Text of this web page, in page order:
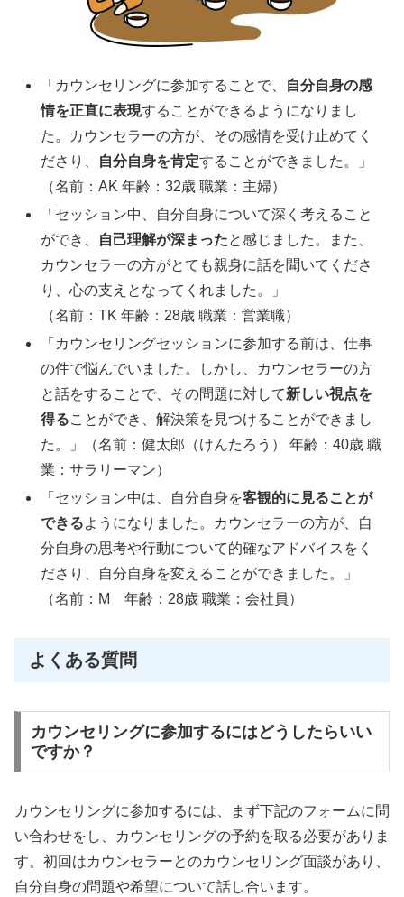
「カウンセリングに参加することで、
自分自身の感
情を正直に表現することができるようになりまし
た。カウンセラーの方が、その感情を受け止めてく
ださり、
自分自身を肯定することができました。」
（名前：AK 年齢：32歳 職業：主婦）
「セッション中、自分自身について深く考えること
ができ、
自己理解が深まったと感じました。また、
カウンセラーの方がとても親身に話を聞いてくださ
り、心の支えとなってくれました。」
（名前：TK 年齢：28歳 職業：営業職）
「カウンセリングセッションに参加する前は、仕事
の件で悩んでいました。しかし、カウンセラーの方
と話をすることで、その問題に対して新しい視点を
得ることができ、解決策を見つけることができまし
た。」（名前：健太郎（けんたろう） 年齢：40歳 職
業：サラリーマン）
「セッション中は、自分自身を客観的に見ることが
できるようになりました。カウンセラーの方が、自
分自身の思考や行動について的確なアドバイスをく
ださり、自分自身を変えることができました。」
（名前：M 年齢：28歳 職業：会社員）
よくある質問
カウンセリングに参加するにはどうしたらいい
ですか？
カウンセリングに参加するには、まず下記のフォームに問
い合わせをし、カウンセリングの予約を取る必要がありま
す。初回はカウンセラーとのカウンセリング面談があり、
自分自身の問題や希望について話し合います。